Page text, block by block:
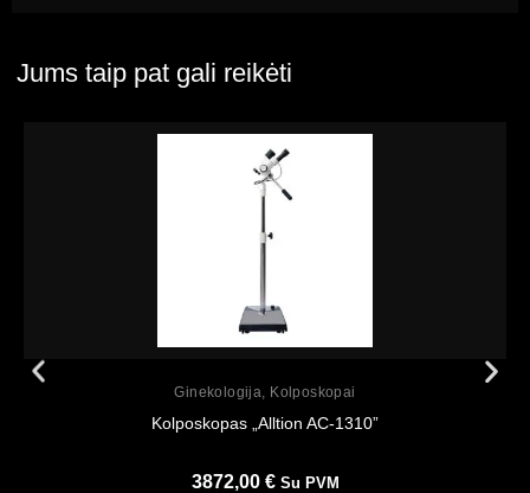
Jums taip pat gali reikėti
Ginekologija, Kolposkopai
Kolposkopas „Alltion AC-1310”
3872,00 € Su PVM